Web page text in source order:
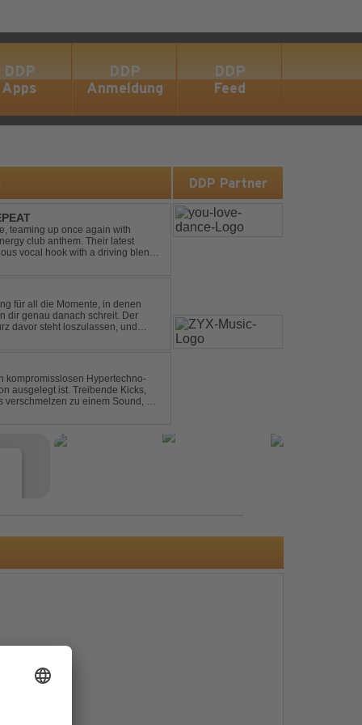
DDP
Apps
DDP
Anmeldung
DDP
Feed
teaming up once again with
club anthem. Their latest
vocal hook with a driving blend
für all die Momente, in denen
dir genau danach schreit. Der
davor steht loszulassen, und
kompromisslosen Hypertechno-
ausgelegt ist. Treibende Kicks,
zu einem Sound, der
DDP Partner